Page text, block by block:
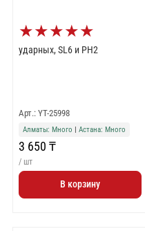
★★★★★
ударных, SL6 и PH2
Арт.: YT-25998
Алматы: Много | Астана: Много
3 650 ₸
/ шт
В корзину